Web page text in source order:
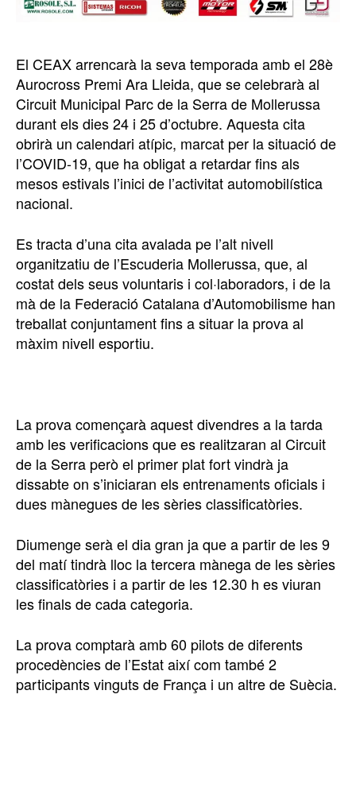
El CEAX arrencarà la seva temporada amb el 28è
Aurocross Premi Ara Lleida, que se celebrarà al
Circuit Municipal Parc de la Serra de Mollerussa
durant els dies 24 i 25 d’octubre. Aquesta cita
obrirà un calendari atípic, marcat per la situació de
l’COVID-19, que ha obligat a retardar fins als
mesos estivals l’inici de l’activitat automobilística
nacional.
Es tracta d’una cita avalada pe l’alt nivell
organitzatiu de l’Escuderia Mollerussa, que, al
costat dels seus voluntaris i col·laboradors, i de la
mà de la Federació Catalana d’Automobilisme han
treballat conjuntament fins a situar la prova al
màxim nivell esportiu.
La prova començarà aquest divendres a la tarda
amb les verificacions que es realitzaran al Circuit
de la Serra però el primer plat fort vindrà ja
dissabte on s’iniciaran els entrenaments oficials i
dues mànegues de les sèries classificatòries.
Diumenge serà el dia gran ja que a partir de les 9
del matí tindrà lloc la tercera mànega de les sèries
classificatòries i a partir de les 12.30 h es viuran
les finals de cada categoria.
La prova comptarà amb 60 pilots de diferents
procedències de l’Estat així com també 2
participants vinguts de França i un altre de Suècia.